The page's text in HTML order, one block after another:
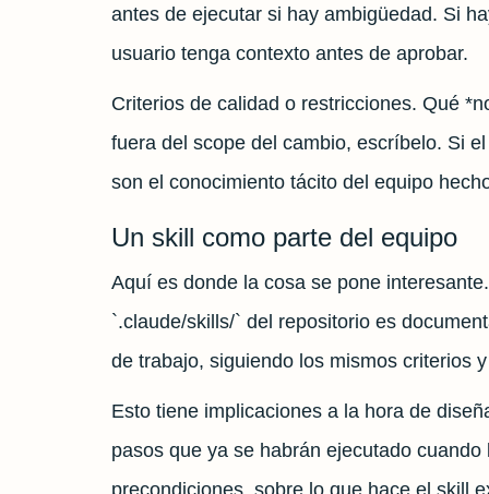
antes de ejecutar si hay ambigüedad. Si
usuario tenga contexto antes de aprobar.
Criterios de calidad o restricciones. Qué
fuera del scope del cambio, escríbelo. Si
son el conocimiento tácito del equipo
Un skill como parte del equipo
Aquí es donde la cosa se pone
`.claude/skills/` del repositorio es
de trabajo, siguiendo los mismos criterios
Esto tiene implicaciones a la hora de
pasos que ya se habrán ejecutado
precondiciones, sobre lo que hace el skill